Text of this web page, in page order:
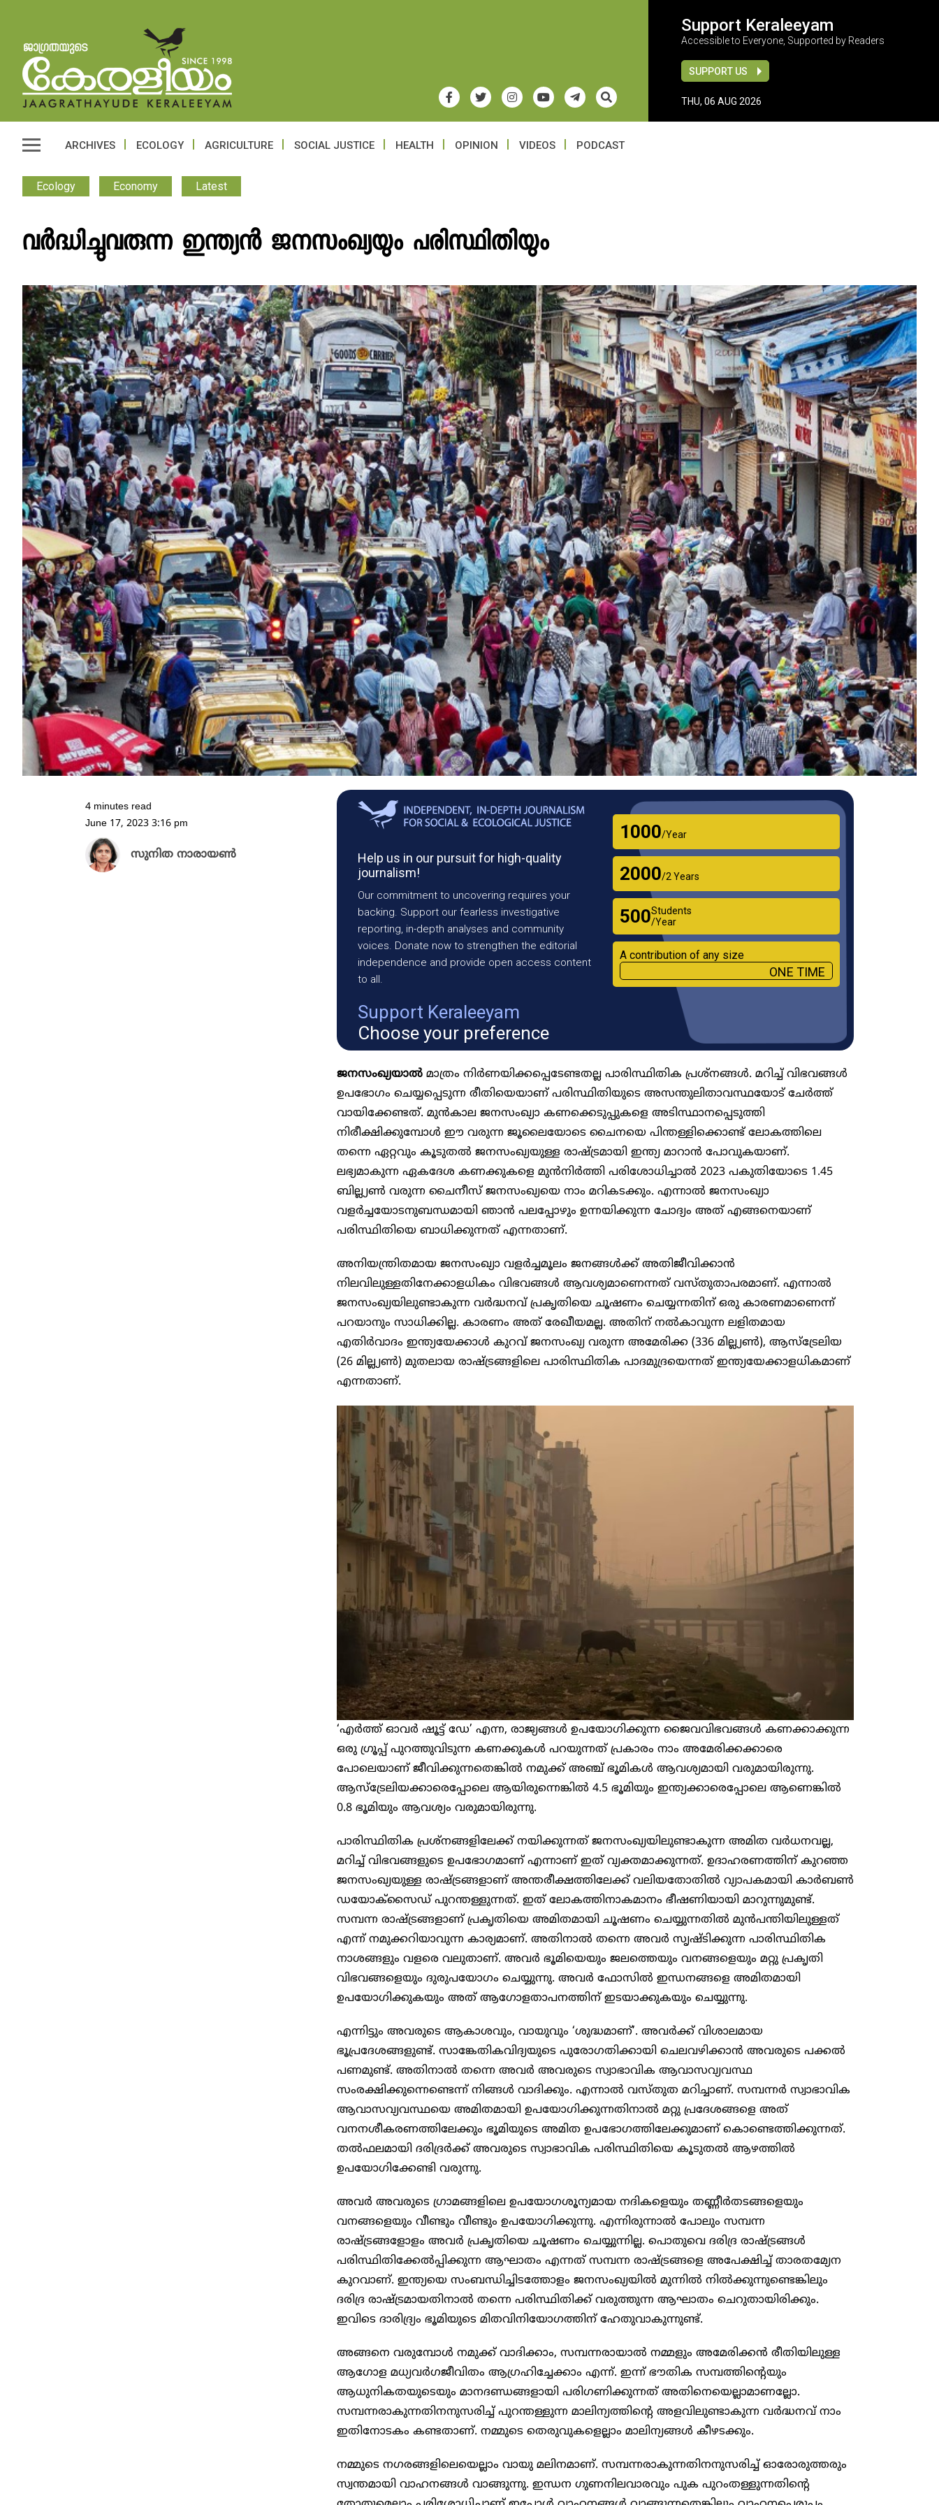
Support Keraleeyam
Accessible to Everyone, Supported by Readers
SUPPORT US
THU, 06 AUG 2026
ARCHIVES ECOLOGY AGRICULTURE SOCIAL JUSTICE HEALTH OPINION VIDEOS PODCAST
Ecology Economy Latest
വര്‍ദ്ധിച്ചുവരുന്ന ഇന്ത്യന്‍ ജനസംഖ്യയും പരിസ്ഥിതിയും
Help us in our pursuit for high-quality
journalism!
Our commitment to uncovering requires your
backing. Support our fearless investigative
reporting, in-depth analyses and community
voices. Donate now to strengthen the editorial
independence and provide open access content
to all.
Support Keraleeyam
Choose your preference
₹1000/Year
₹2000/2 Years
₹500Students
/Year
A contribution of any size
ONE TIME
ജനസംഖ്യയാൽ മാത്രം നിർണയിക്കപ്പെടേണ്ടതല്ല പാരിസ്ഥിതിക പ്രശ്നങ്ങൾ. മറിച്ച് വിഭവങ്ങൾ
ഉപഭോഗം ചെയ്യപ്പെടുന്ന രീതിയെയാണ് പരിസ്ഥിതിയുടെ അസന്തുലിതാവസ്ഥയോട് ചേർത്ത്
വായിക്കേണ്ടത്. മുൻകാല ജനസംഖ്യാ കണക്കെടുപ്പുകളെ അടിസ്ഥാനപ്പെടുത്തി
നിരീക്ഷിക്കുമ്പോൾ ഈ വരുന്ന ജൂലൈയോടെ ചൈനയെ പിന്തള്ളിക്കൊണ്ട് ലോകത്തിലെ
തന്നെ ഏറ്റവും കൂടുതൽ ജനസംഖ്യയുള്ള രാഷ്ട്രമായി ഇന്ത്യ മാറാൻ പോവുകയാണ്.
ലഭ്യമാകുന്ന ഏകദേശ കണക്കുകളെ മുൻനിർത്തി പരിശോധിച്ചാൽ 2023 പകുതിയോടെ 1.45
ബില്ല്യൺ വരുന്ന ചൈനീസ് ജനസംഖ്യയെ നാം മറികടക്കും. എന്നാൽ ജനസംഖ്യാ
വളർച്ചയോടനുബന്ധമായി ഞാൻ പലപ്പോഴും ഉന്നയിക്കുന്ന ചോദ്യം അത് എങ്ങനെയാണ്
പരിസ്ഥിതിയെ ബാധിക്കുന്നത് എന്നതാണ്.
അനിയന്ത്രിതമായ ജനസംഖ്യാ വളർച്ചമൂലം ജനങ്ങൾക്ക് അതിജീവിക്കാൻ
നിലവിലുള്ളതിനേക്കാളധികം വിഭവങ്ങൾ ആവശ്യമാണെന്നത് വസ്തുതാപരമാണ്. എന്നാൽ
ജനസംഖ്യയിലുണ്ടാകുന്ന വർദ്ധനവ് പ്രകൃതിയെ ചൂഷണം ചെയ്യന്നതിന് ഒരു കാരണമാണെന്ന്
പറയാനും സാധിക്കില്ല. കാരണം അത് രേഖീയമല്ല. അതിന് നൽകാവുന്ന ലളിതമായ
എതിർവാദം ഇന്ത്യയേക്കാൾ കുറവ് ജനസംഖ്യ വരുന്ന അമേരിക്ക (336 മില്ല്യൺ), ആസ്ട്രേലിയ
(26 മില്ല്യൺ) മുതലായ രാഷ്ട്രങ്ങളിലെ പാരിസ്ഥിതിക പാദമുദ്രയെന്നത് ഇന്ത്യയേക്കാളധികമാണ്
എന്നതാണ്.
‘എർത്ത് ഓവർ ഷൂട്ട് ഡേ’ എന്ന, രാജ്യങ്ങൾ ഉപയോഗിക്കുന്ന ജൈവവിഭവങ്ങൾ കണക്കാക്കുന്ന
ഒരു ഗ്രൂപ്പ് പുറത്തുവിടുന്ന കണക്കുകൾ പറയുന്നത് പ്രകാരം നാം അമേരിക്കക്കാരെ
പോലെയാണ് ജീവിക്കുന്നതെങ്കിൽ നമുക്ക് അഞ്ച് ഭൂമികൾ ആവശ്യമായി വരുമായിരുന്നു.
ആസ്ട്രേലിയക്കാരെപ്പോലെ ആയിരുന്നെങ്കിൽ 4.5 ഭൂമിയും ഇന്ത്യക്കാരെപ്പോലെ ആണെങ്കിൽ
0.8 ഭൂമിയും ആവശ്യം വരുമായിരുന്നു.
പാരിസ്ഥിതിക പ്രശ്നങ്ങളിലേക്ക് നയിക്കുന്നത് ജനസംഖ്യയിലുണ്ടാകുന്ന അമിത വർധനവല്ല,
മറിച്ച് വിഭവങ്ങളുടെ ഉപഭോഗമാണ് എന്നാണ് ഇത് വ്യക്തമാക്കുന്നത്. ഉദാഹരണത്തിന് കുറഞ്ഞ
ജനസംഖ്യയുള്ള രാഷ്ട്രങ്ങളാണ് അന്തരീക്ഷത്തിലേക്ക് വലിയതോതിൽ വ്യാപകമായി കാർബൺ
ഡയോക്സൈഡ് പുറന്തള്ളുന്നത്. ഇത് ലോകത്തിനാകമാനം ഭീഷണിയായി മാറുന്നുമുണ്ട്.
സമ്പന്ന രാഷ്ട്രങ്ങളാണ് പ്രകൃതിയെ അമിതമായി ചൂഷണം ചെയ്യുന്നതിൽ മുൻപന്തിയിലുള്ളത്
എന്ന് നമുക്കറിയാവുന്ന കാര്യമാണ്. അതിനാൽ തന്നെ അവർ സൃഷ്ടിക്കുന്ന പാരിസ്ഥിതിക
നാശങ്ങളും വളരെ വലുതാണ്. അവർ ഭൂമിയെയും ജലത്തെയും വനങ്ങളെയും മറ്റു പ്രകൃതി
വിഭവങ്ങളെയും ദുരുപയോഗം ചെയ്യുന്നു. അവർ ഫോസിൽ ഇന്ധനങ്ങളെ അമിതമായി
ഉപയോഗിക്കുകയും അത് ആഗോളതാപനത്തിന് ഇടയാക്കുകയും ചെയ്യുന്നു.
എന്നിട്ടും അവരുടെ ആകാശവും, വായുവും ‘ശുദ്ധമാണ്’. അവർക്ക് വിശാലമായ
ഭൂപ്രദേശങ്ങളുണ്ട്. സാങ്കേതികവിദ്യയുടെ പുരോഗതിക്കായി ചെലവഴിക്കാൻ അവരുടെ പക്കൽ
പണമുണ്ട്. അതിനാൽ തന്നെ അവർ അവരുടെ സ്വാഭാവിക ആവാസവ്യവസ്ഥ
സംരക്ഷിക്കുന്നെണ്ടെന്ന് നിങ്ങൾ വാദിക്കും. എന്നാൽ വസ്തുത മറിച്ചാണ്. സമ്പന്നർ സ്വാഭാവിക
ആവാസവ്യവസ്ഥയെ അമിതമായി ഉപയോഗിക്കുന്നതിനാൽ മറ്റു പ്രദേശങ്ങളെ അത്
വനനശീകരണത്തിലേക്കും ഭൂമിയുടെ അമിത ഉപഭോഗത്തിലേക്കുമാണ് കൊണ്ടെത്തിക്കുന്നത്.
തൽഫലമായി ദരിദ്രർക്ക് അവരുടെ സ്വാഭാവിക പരിസ്ഥിതിയെ കൂടുതൽ ആഴത്തിൽ
ഉപയോഗിക്കേണ്ടി വരുന്നു.
അവർ അവരുടെ ഗ്രാമങ്ങളിലെ ഉപയോഗശൂന്യമായ നദികളെയും തണ്ണീർതടങ്ങളെയും
വനങ്ങളെയും വീണ്ടും വീണ്ടും ഉപയോഗിക്കുന്നു. എന്നിരുന്നാൽ പോലും സമ്പന്ന
രാഷ്ട്രങ്ങളോളം അവർ പ്രകൃതിയെ ചൂഷണം ചെയ്യുന്നില്ല. പൊതുവെ ദരിദ്ര രാഷ്ട്രങ്ങൾ
പരിസ്ഥിതിക്കേൽപ്പിക്കുന്ന ആഘാതം എന്നത് സമ്പന്ന രാഷ്ട്രങ്ങളെ അപേക്ഷിച്ച് താരതമ്യേന
കുറവാണ്. ഇന്ത്യയെ സംബന്ധിച്ചിടത്തോളം ജനസംഖ്യയിൽ മുന്നിൽ നിൽക്കുന്നുണ്ടെങ്കിലും
ദരിദ്ര രാഷ്ട്രമായതിനാൽ തന്നെ പരിസ്ഥിതിക്ക് വരുത്തുന്ന ആഘാതം ചെറുതായിരിക്കും.
ഇവിടെ ദാരിദ്ര്യം ഭൂമിയുടെ മിതവിനിയോഗത്തിന് ഹേതുവാകുന്നുണ്ട്.
അങ്ങനെ വരുമ്പോൾ നമുക്ക് വാദിക്കാം, സമ്പന്നരായാൽ നമ്മളും അമേരിക്കൻ രീതിയിലുള്ള
ആഗോള മധ്യവർഗജീവിതം ആഗ്രഹിച്ചേക്കാം എന്ന്. ഇന്ന് ഭൗതിക സമ്പത്തിന്റെയും
ആധുനികതയുടെയും മാനദണ്ഡങ്ങളായി പരിഗണിക്കുന്നത് അതിനെയെല്ലാമാണല്ലോ.
സമ്പന്നരാകുന്നതിനനുസരിച്ച് പുറന്തള്ളുന്ന മാലിന്യത്തിന്റെ അളവിലുണ്ടാകുന്ന വർദ്ധനവ് നാം
ഇതിനോടകം കണ്ടതാണ്. നമ്മുടെ തെരുവുകളെല്ലാം മാലിന്യങ്ങൾ കീഴടക്കും.
നമ്മുടെ നഗരങ്ങളിലെയെല്ലാം വായു മലിനമാണ്. സമ്പന്നരാകുന്നതിനനുസരിച്ച് ഓരോരുത്തരും
സ്വന്തമായി വാഹനങ്ങൾ വാങ്ങുന്നു. ഇന്ധന ഗുണനിലവാരവും പുക പുറംതള്ളുന്നതിന്റെ
4 minutes read
June 17, 2023 3:16 pm
സുനിത നാരായൺ